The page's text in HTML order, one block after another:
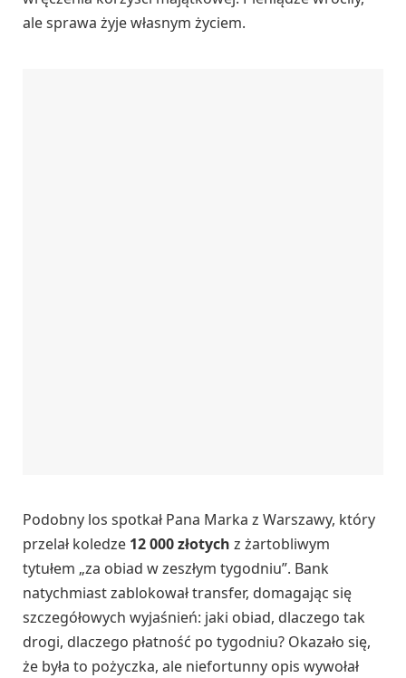
ale sprawa żyje własnym życiem.
Podobny los spotkał Pana Marka z Warszawy, który
przelał koledze 12 000 złotych z żartobliwym
tytułem „za obiad w zeszłym tygodniu”. Bank
natychmiast zablokował transfer, domagając się
szczegółowych wyjaśnień: jaki obiad, dlaczego tak
drogi, dlaczego płatność po tygodniu? Okazało się,
że była to pożyczka, ale niefortunny opis wywołał